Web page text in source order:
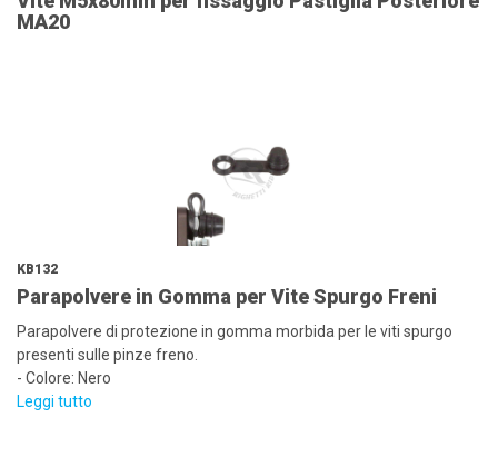
MA20
KB132
Parapolvere in Gomma per Vite Spurgo Freni
Parapolvere di protezione in gomma morbida per le viti spurgo
presenti sulle pinze freno.
- Colore: Nero
Leggi tutto